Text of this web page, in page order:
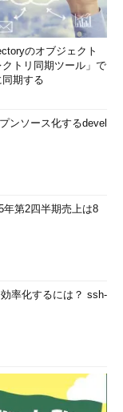
のオブジェクト
クトリ同期ツール」で
期する
ンソース化するdevel
第2四半期売上は8
率化するには？ ssh-